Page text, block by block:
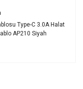
Type-C 3.0A Halat
AP210 Siyah